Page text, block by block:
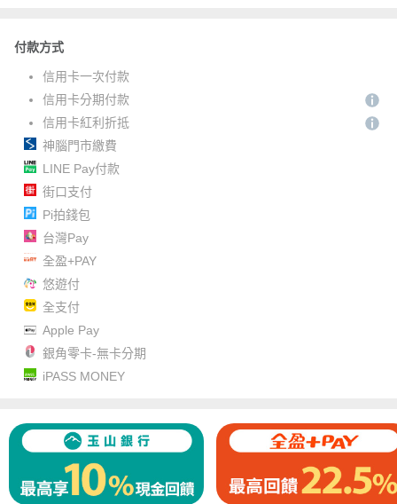
付款方式
信用卡一次付款
信用卡分期付款
信用卡紅利折抵
神腦門市繳費
LINE Pay付款
街口支付
Pi拍錢包
台灣Pay
全盈+PAY
悠遊付
全支付
Apple Pay
銀角零卡-無卡分期
iPASS MONEY